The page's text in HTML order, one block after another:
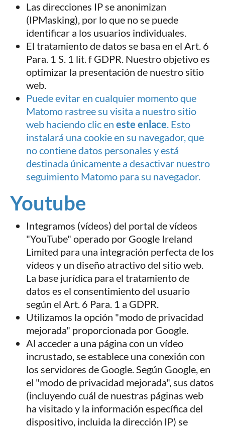
Las direcciones IP se anonimizan
(IPMasking), por lo que no se puede
identificar a los usuarios individuales.
El tratamiento de datos se basa en el Art. 6
Para. 1 S. 1 lit. f GDPR. Nuestro objetivo es
optimizar la presentación de nuestro sitio
web.
Puede evitar en cualquier momento que
Matomo rastree su visita a nuestro sitio
web haciendo clic en este enlace. Esto
instalará una cookie en su navegador, que
no contiene datos personales y está
destinada únicamente a desactivar nuestro
seguimiento Matomo para su navegador.
Youtube
Integramos (vídeos) del portal de vídeos
"YouTube" operado por Google Ireland
Limited para una integración perfecta de los
vídeos y un diseño atractivo del sitio web.
La base jurídica para el tratamiento de
datos es el consentimiento del usuario
según el Art. 6 Para. 1 a GDPR.
Utilizamos la opción "modo de privacidad
mejorada" proporcionada por Google.
Al acceder a una página con un vídeo
incrustado, se establece una conexión con
los servidores de Google. Según Google, en
el "modo de privacidad mejorada", sus datos
(incluyendo cuál de nuestras páginas web
ha visitado y la información específica del
dispositivo, incluida la dirección IP) se